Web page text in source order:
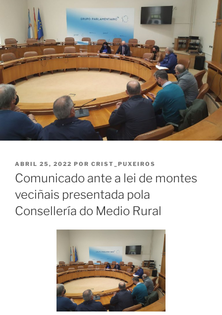
PUBLICADO
EL
ABRIL 25, 2022 POR CRIST_PUXEIROS
Comunicado ante a lei de montes
veciñais presentada pola
Consellería do Medio Rural